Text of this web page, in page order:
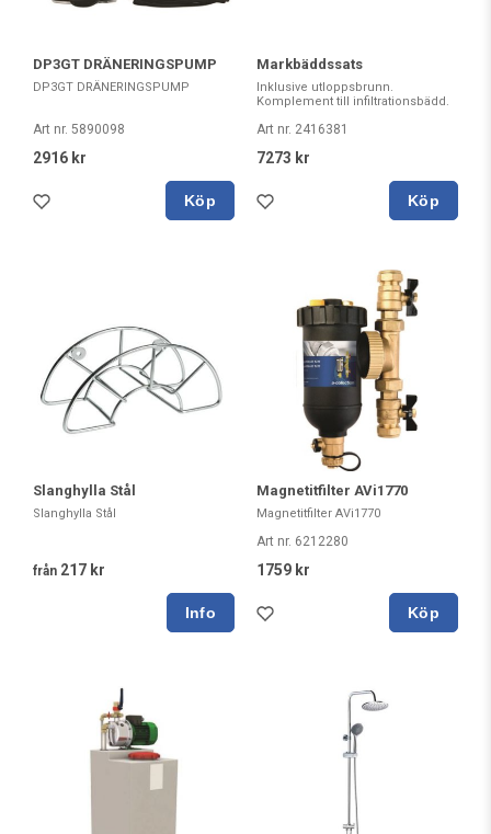
DP3GT DRÄNERINGSPUMP
DP3GT DRÄNERINGSPUMP
Art nr. 5890098
2916 kr
Köp
Markbäddssats
Inklusive utloppsbrunn.
Komplement till infiltrationsbädd.
Art nr. 2416381
7273 kr
Köp
Slanghylla Stål
Slanghylla Stål
från 217 kr
Magnetitfilter AVi1770
Magnetitfilter AVi1770
Art nr. 6212280
1759 kr
Köp